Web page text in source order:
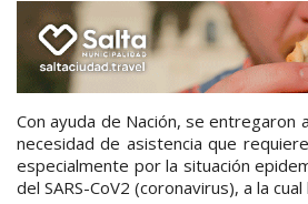
Con ayuda de Nación, se entregaron
necesidad de asistencia que
especialmente por la situación
del SARS-CoV2 (coronavirus), a la